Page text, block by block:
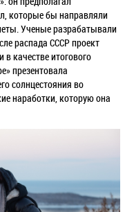
которые бы направляли
Ученые разрабатывали
распада СССР проект
качестве итогового
презентовала
солнцестояния во
наработки, которую она